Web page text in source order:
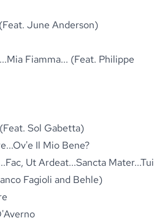
June Anderson)
Fiamma... (Feat. Philippe
Sol Gabetta)
Il Mio Bene?
Ut Ardeat...Sancta Mater...Tui
Fagioli and Behle)